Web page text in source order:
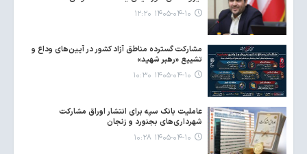
۱۴۰۵-۰۴-۱۰ ۱۲:۲۰
مشارکت گسترده مناطق آزاد کشور در آیین‌های وداع و
تشییع «رهبر شهید»
۱۴۰۵-۰۴-۱۰ ۱۰:۳۰
عاملیت بانک سپه برای انتشار اوراق مشارکت
شهرداری‌های بجنورد و زنجان
۱۴۰۵-۰۴-۱۰ ۱۰:۲۸